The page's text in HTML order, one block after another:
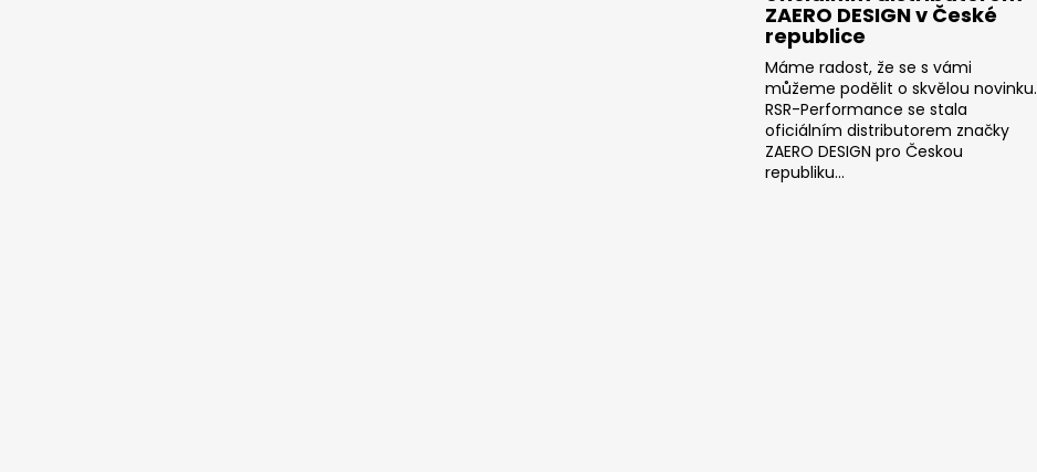
ZAERO DESIGN v České
republice
Máme radost, že se s vámi
můžeme podělit o skvělou novinku.
RSR-Performance se stala
oficiálním distributorem značky
ZAERO DESIGN pro Českou
republiku...